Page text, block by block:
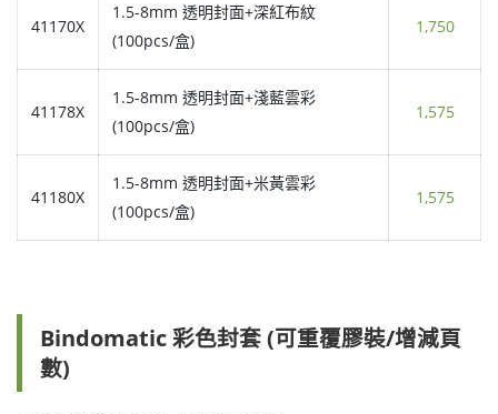
41170X
1.5-8mm 透明封面+深紅布紋
(100pcs/盒)
1,750
41178X
1.5-8mm 透明封面+淺藍雲彩
(100pcs/盒)
1,575
41180X
1.5-8mm 透明封面+米黃雲彩
(100pcs/盒)
1,575
Bindomatic 彩色封套 (可重覆膠裝/增減頁
數)